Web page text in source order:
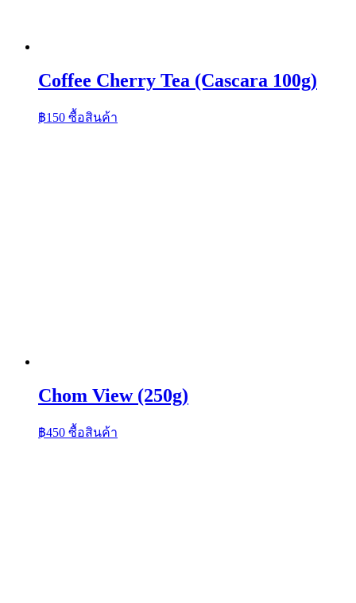
Coffee Cherry Tea (Cascara 100g)
฿150 ซื้อสินค้า
Chom View (250g)
฿450 ซื้อสินค้า